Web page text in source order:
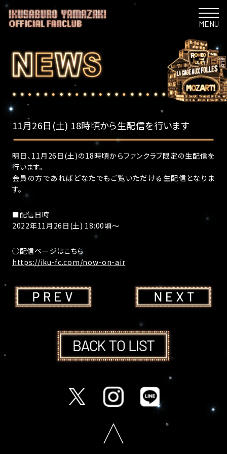
MENU
11月26日(土) 18時頃から生配信を行います
明日、11月26日(土)の18時頃からファンクラブ限定の生配信を
行います。
会員の方であればどなたでもご覧いただける生配信となりま
す。
■配信日時
2022年11月26日(土) 18:00頃～
◯配信ページはこちら
https://iku-fc.com/now-on-air